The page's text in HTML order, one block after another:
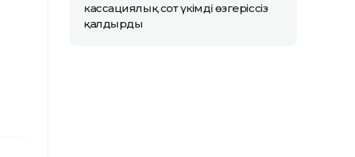
кассациялық сот үкімді өзгеріссіз
қалдырды